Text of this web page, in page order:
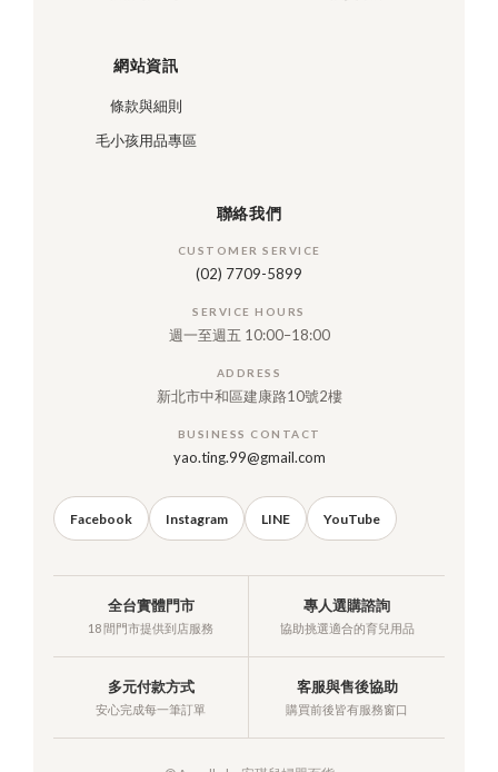
網站資訊
條款與細則
毛小孩用品專區
聯絡我們
CUSTOMER SERVICE
(02) 7709-5899
SERVICE HOURS
週一至週五 10:00–18:00
ADDRESS
新北市中和區建康路10號2樓
BUSINESS CONTACT
yao.ting.99@gmail.com
Facebook Instagram LINE YouTube
全台實體門市
18 間門市提供到店服務
專人選購諮詢
協助挑選適合的育兒用品
多元付款方式
安心完成每一筆訂單
客服與售後協助
購買前後皆有服務窗口